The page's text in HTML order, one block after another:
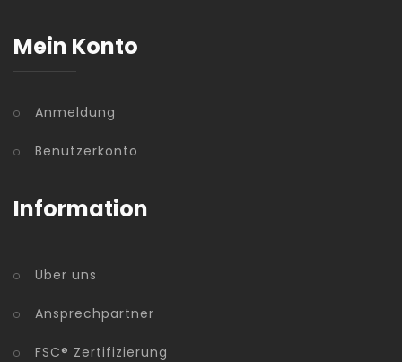
Mein Konto
Anmeldung
Benutzerkonto
Information
Über uns
Ansprechpartner
FSC® Zertifizierung